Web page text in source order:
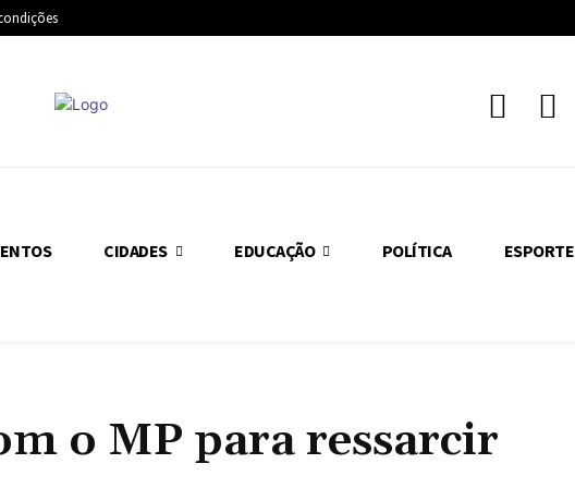
CIDADES EDUCAÇÃO POLÍTICA ESPORTE
o MP para ressarcir